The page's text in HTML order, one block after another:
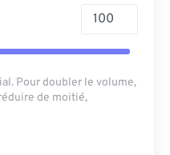
Pour doubler le volume,
de moitié,